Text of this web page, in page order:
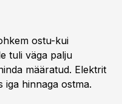
ostu-kui
tuli väga palju
määratud. Elektrit
iga hinnaga ostma.